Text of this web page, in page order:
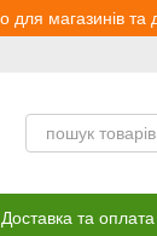
для магазинів
Доставка та оплата